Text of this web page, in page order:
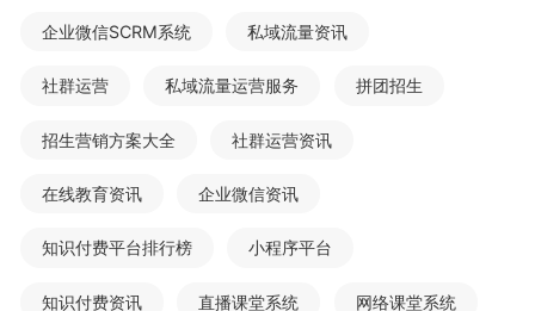
企业微信SCRM系统 私域流量资讯
社群运营 私域流量运营服务 拼团招生
招生营销方案大全 社群运营资讯
在线教育资讯 企业微信资讯
知识付费平台排行榜 小程序平台
知识付费资讯 直播课堂系统 网络课堂系统